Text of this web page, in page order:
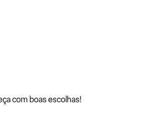
com boas escolhas!